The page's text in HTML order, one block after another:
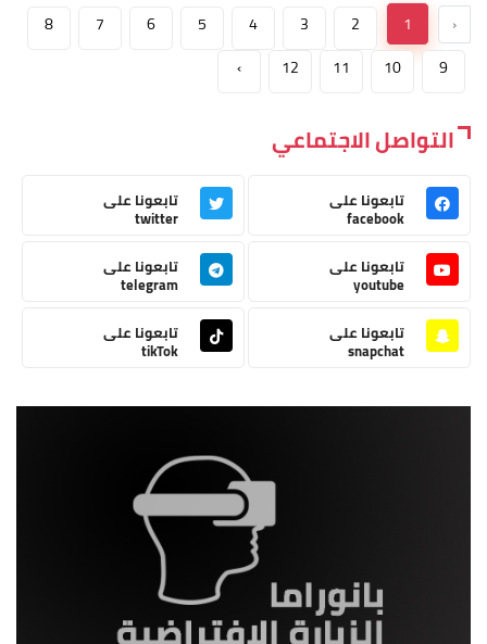
‹
1
2
3
4
5
6
7
8
9
10
11
12
›
التواصل الاجتماعي
تابعونا على
facebook
تابعونا على
twitter
تابعونا على
youtube
تابعونا على
telegram
تابعونا على
snapchat
تابعونا على
tikTok